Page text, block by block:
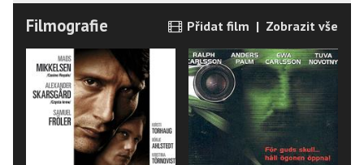
Filmografie Přidat film | Zobrazit vše